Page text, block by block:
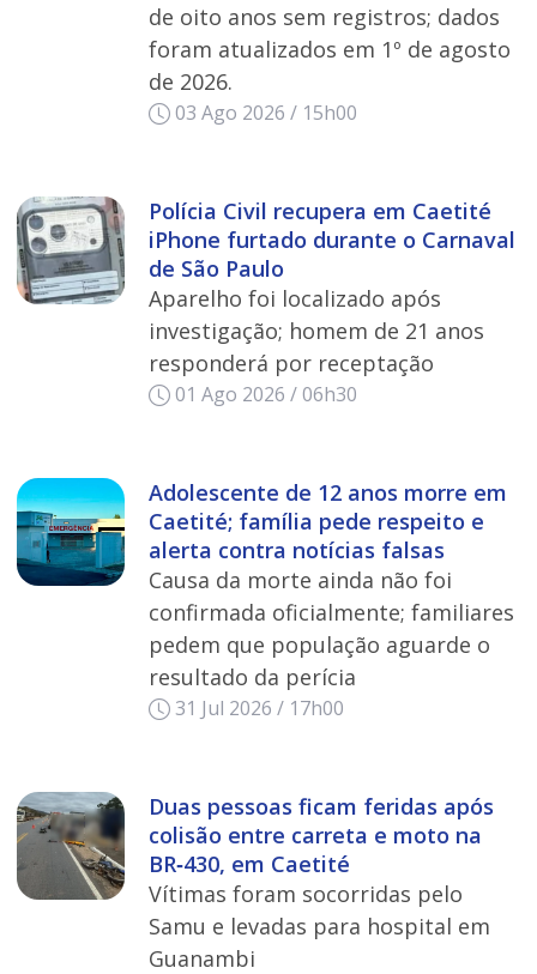
de oito anos sem registros; dados
foram atualizados em 1º de agosto
de 2026.
03 Ago 2026 / 15h00
Polícia Civil recupera em Caetité
iPhone furtado durante o Carnaval
de São Paulo
Aparelho foi localizado após
investigação; homem de 21 anos
responderá por receptação
01 Ago 2026 / 06h30
Adolescente de 12 anos morre em
Caetité; família pede respeito e
alerta contra notícias falsas
Causa da morte ainda não foi
confirmada oficialmente; familiares
pedem que população aguarde o
resultado da perícia
31 Jul 2026 / 17h00
Duas pessoas ficam feridas após
colisão entre carreta e moto na
BR‑430, em Caetité
Vítimas foram socorridas pelo
Samu e levadas para hospital em
Guanambi